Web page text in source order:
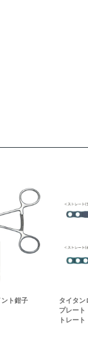
ト鉗子
タイタ
プレー
トレート